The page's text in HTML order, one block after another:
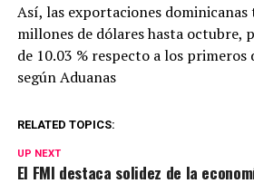
Así, las exportaciones
millones de dólares hasta octubre,
de 10.03 % respecto a los primeros
según Aduanas
RELATED TOPICS:
UP NEXT
El FMI destaca solidez de la